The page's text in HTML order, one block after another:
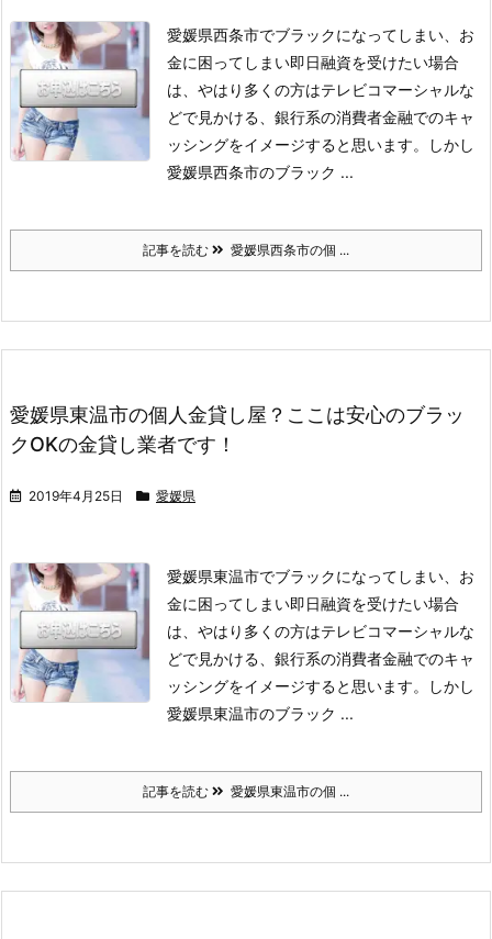
愛媛県西条市でブラックになってしまい、お
金に困ってしまい即日融資を受けたい場合
は、やはり多くの方はテレビコマーシャルな
どで見かける、銀行系の消費者金融でのキャ
ッシングをイメージすると思います。
しかし
愛媛県西条市のブラック ...
記事を読む 愛媛県西条市の個 ...
愛媛県東温市の個人金貸し屋？ここは安心のブラッ
クOKの金貸し業者です！
2019年4月25日 愛媛県
愛媛県東温市でブラックになってしまい、お
金に困ってしまい即日融資を受けたい場合
は、やはり多くの方はテレビコマーシャルな
どで見かける、銀行系の消費者金融でのキャ
ッシングをイメージすると思います。
しかし
愛媛県東温市のブラック ...
記事を読む 愛媛県東温市の個 ...